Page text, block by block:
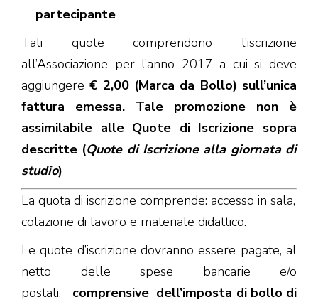
partecipante
Tali quote comprendono l’iscrizione
all’Associazione per l’anno 2017 a cui si deve
aggiungere€ 2,00 (Marca da Bollo) sull’unica
fattura emessa. Tale promozione non è
assimilabile alle Quote di Iscrizione sopra
descritte (Quote di Iscrizione alla giornata di
studio)
La quota di iscrizione comprende: accesso in sala,
colazione di lavoro e materiale didattico.
Le quote d’iscrizione dovranno essere pagate, al
netto delle spese bancarie e/o
postali, comprensive dell’imposta di bollo di